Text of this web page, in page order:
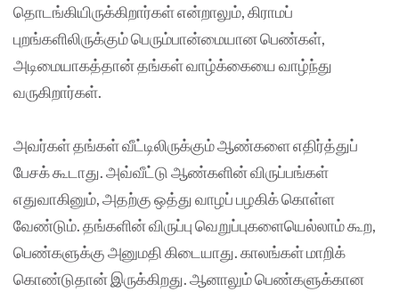
தொடங்கியிருக்கிறார்கள் என்றாலும், கிராமப்
புறங்களிலிருக்கும் பெரும்பான்மையான பெண்கள்,
அடிமையாகத்தான் தங்கள் வாழ்க்கையை வாழ்ந்து
வருகிறார்கள்.
அவர்கள் தங்கள் வீட்டிலிருக்கும் ஆண்களை எதிர்த்துப்
பேசக் கூடாது. அவ்வீட்டு ஆண்களின் விருப்பங்கள்
எதுவாகினும், அதற்கு ஒத்து வாழப் பழகிக் கொள்ள
வேண்டும். தங்களின் விருப்பு வெறுப்புகளையெல்லாம் கூற,
பெண்களுக்கு அனுமதி கிடையாது. காலங்கள் மாறிக்
கொண்டுதான் இருக்கிறது. ஆனாலும் பெண்களுக்கான